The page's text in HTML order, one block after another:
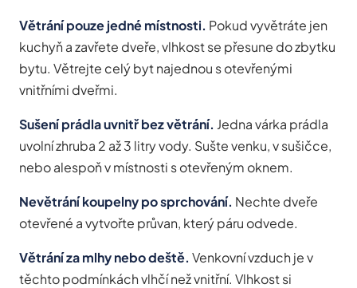
Větrání pouze jedné místnosti. Pokud vyvětráte jen
kuchyň a zavřete dveře, vlhkost se přesune do zbytku
bytu. Větrejte celý byt najednou s otevřenými
vnitřními dveřmi.
Sušení prádla uvnitř bez větrání. Jedna várka prádla
uvolní zhruba 2 až 3 litry vody. Sušte venku, v sušičce,
nebo alespoň v místnosti s otevřeným oknem.
Nevětrání koupelny po sprchování. Nechte dveře
otevřené a vytvořte průvan, který páru odvede.
Větrání za mlhy nebo deště. Venkovní vzduch je v
těchto podmínkách vlhčí než vnitřní. Vlhkost si